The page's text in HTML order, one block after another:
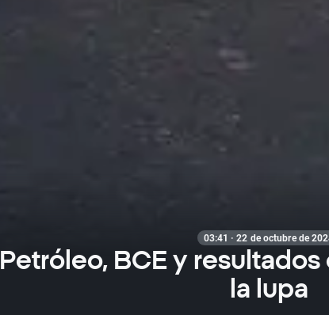
03:41 · 22 de octubre de
Petróleo, BCE y
la lupa